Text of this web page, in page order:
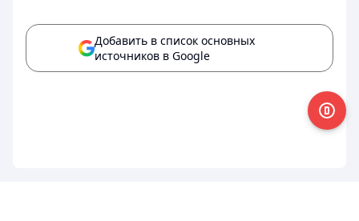
Добавить в список основных
источников в Google